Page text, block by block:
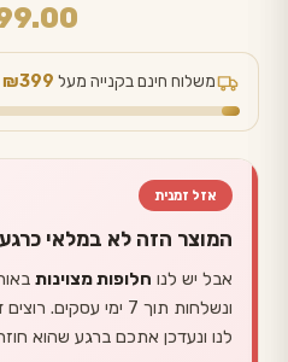
משלוח חינם בקנייה מעל ₪399
אזל זמנית
המוצר הזה לא במלאי כרגע
אבל יש לנו חלופות מצוינות
ונשלחות תוך 7 ימי
לנו ונעדכן אתכם ברגע שהוא